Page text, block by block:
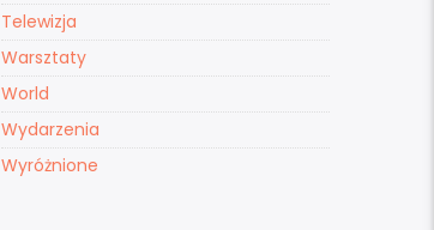
Telewizja
Warsztaty
World
Wydarzenia
Wyróżnione